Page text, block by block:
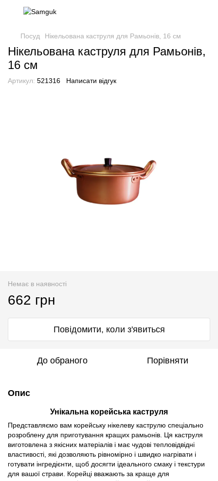
Посуд Нікельована каструля для Рамьонів, 16 см
Нікельована каструля для Рамьонів,
16 см
Артикул: 521316 Написати відгук
Немає в наявності
662 грн
Повідомити, коли з'явиться
До обраного Порівняти
Опис
Унікальна корейська каструля
Представляємо вам корейську нікелеву каструлю спеціально
розроблену для приготування кращих рамьонів. Ця каструля
виготовлена з якісних матеріалів і має чудові тепловідвідні
властивості, які дозволяють рівномірно і швидко нагрівати і
готувати інгредієнти, щоб досягти ідеального смаку і текстури
для вашої страви. Корейці вважають за краще для